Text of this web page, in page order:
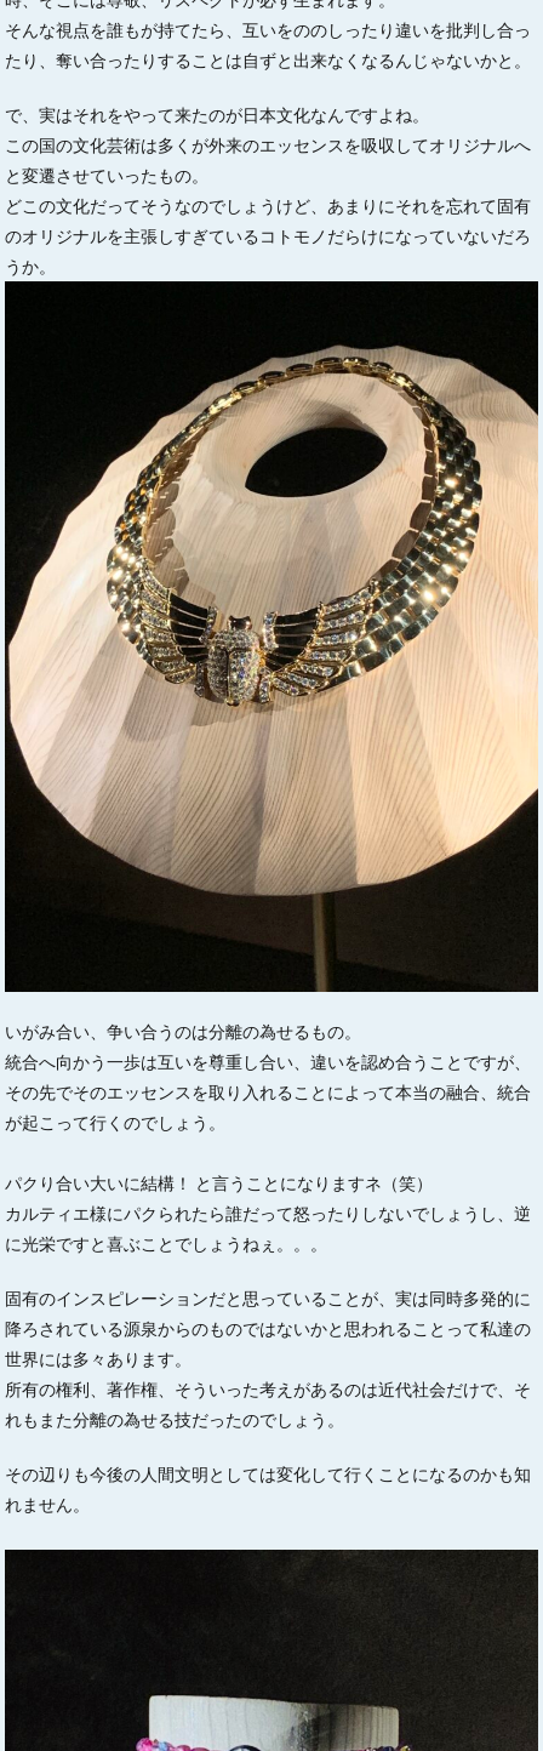
そんな視点を誰もが持てたら、互いをののしったり違いを批判し合っ
たり、奪い合ったりすることは自ずと出来なくなるんじゃないかと。
で、実はそれをやって来たのが日本文化なんですよね。
この国の文化芸術は多くが外来のエッセンスを吸収してオリジナルへ
と変遷させていったもの。
どこの文化だってそうなのでしょうけど、あまりにそれを忘れて固有
のオリジナルを主張しすぎているコトモノだらけになっていないだろ
うか。
いがみ合い、争い合うのは分離の為せるもの。
統合へ向かう一歩は互いを尊重し合い、違いを認め合うことですが、
その先でそのエッセンスを取り入れることによって本当の融合、統合
が起こって行くのでしょう。
パクり合い大いに結構！ と言うことになりますネ（笑）
カルティエ様にパクられたら誰だって怒ったりしないでしょうし、逆
に光栄ですと喜ぶことでしょうねぇ。。。
固有のインスピレーションだと思っていることが、実は同時多発的に
降ろされている源泉からのものではないかと思われることって私達の
世界には多々あります。
所有の権利、著作権、そういった考えがあるのは近代社会だけで、そ
れもまた分離の為せる技だったのでしょう。
その辺りも今後の人間文明としては変化して行くことになるのかも知
れません。